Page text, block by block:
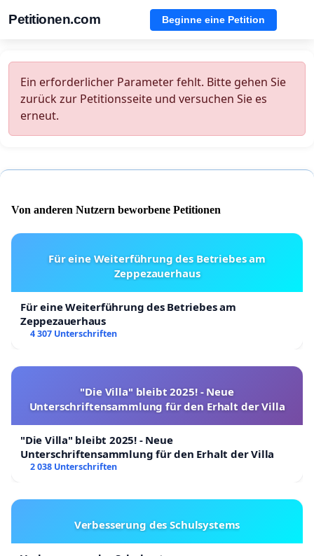
Petitionen.com Beginne eine Petition
Ein erforderlicher Parameter fehlt. Bitte gehen Sie
zurück zur Petitionsseite und versuchen Sie es
erneut.
Von anderen Nutzern beworbene Petitionen
Für eine Weiterführung des Betriebes am
Zeppezauerhaus
Für eine Weiterführung des Betriebes am
Zeppezauerhaus
4 307 Unterschriften
"Die Villa" bleibt 2025! - Neue
Unterschriftensammlung für den Erhalt der Villa
"Die Villa" bleibt 2025! - Neue
Unterschriftensammlung für den Erhalt der Villa
2 038 Unterschriften
Verbesserung des Schulsystems